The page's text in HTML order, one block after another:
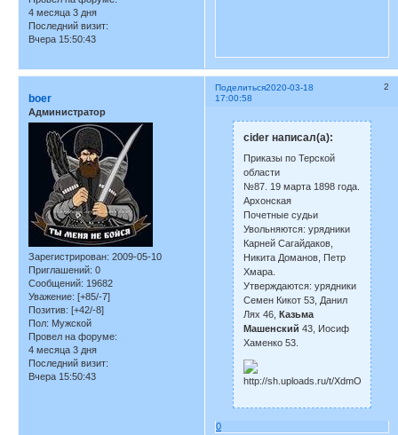
4 месяца 3 дня
Последний визит:
Вчера 15:50:43
Поделиться 2
2020-03-18
17:00:58
boer
Администратор
Зарегистрирован: 2009-05-10
Приглашений: 0
Сообщений: 19682
Уважение: [+85/-7]
Позитив: [+42/-8]
Пол: Мужской
Провел на форуме:
4 месяца 3 дня
Последний визит:
Вчера 15:50:43
cider написал(а):
Приказы по Терской
области
№87. 19 марта 1898 года.
Архонская
Почетные судьи
Увольняются: урядники
Карней Сагайдаков,
Никита Доманов, Петр
Хмара.
Утверждаются: урядники
Семен Кикот 53, Данил
Лях 46, Казьма
Машенский 43, Иосиф
Хаменко 53.
0